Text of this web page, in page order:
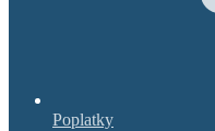
Poplatky